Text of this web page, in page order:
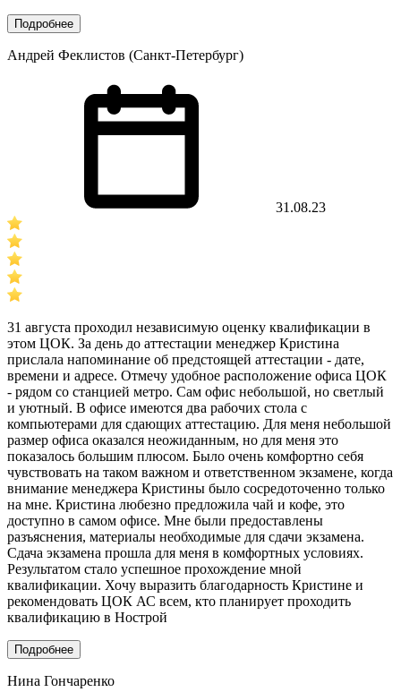
Подробнее
Андрей Феклистов (Санкт-Петербург)
31.08.23
31 августа проходил независимую оценку квалификации в
этом ЦОК. За день до аттестации менеджер Кристина
прислала напоминание об предстоящей аттестации - дате,
времени и адресе. Отмечу удобное расположение офиса ЦОК
- рядом со станцией метро. Сам офис небольшой, но светлый
и уютный. В офисе имеются два рабочих стола с
компьютерами для сдающих аттестацию. Для меня небольшой
размер офиса оказался неожиданным, но для меня это
показалось большим плюсом. Было очень комфортно себя
чувствовать на таком важном и ответственном экзамене, когда
внимание менеджера Кристины было сосредоточенно только
на мне. Кристина любезно предложила чай и кофе, это
доступно в самом офисе. Мне были предоставлены
разъяснения, материалы необходимые для сдачи экзамена.
Сдача экзамена прошла для меня в комфортных условиях.
Результатом стало успешное прохождение мной
квалификации. Хочу выразить благодарность Кристине и
рекомендовать ЦОК АС всем, кто планирует проходить
квалификацию в Нострой
Подробнее
Нина Гончаренко